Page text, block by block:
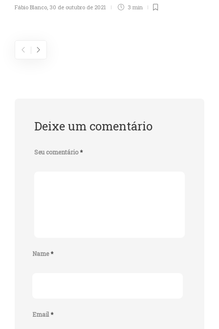
Fábio Blanco, 30 de outubro de 2021 3 min
Deixe um comentário
Seu comentário*
Name*
Email*